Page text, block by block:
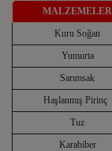
MALZEMELER
Kuru Soğan
Yumurta
Sarımsak
Haşlanmış Pirinç
Tuz
Karabiber